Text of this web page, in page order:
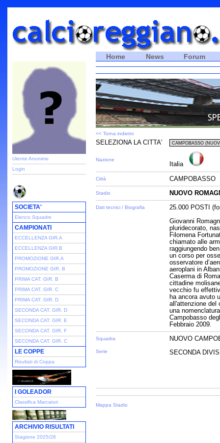
Utente Anonimo
Login
SOCIETA'
Elenco Squadre
CAMPIONATI
ECCELLENZA GIR.A
ECCELLENZA GIR.B
PROMOZIONE GIR.A
PROMOZIONE GIR. B
PRIMA CAT. GIR. B
PRIMA CAT. GIR. C
PRIMA CAT. GIR. D
SECONDA CAT. GIR. D
SECONDA CAT. GIR. E
SECONDA CAT. GIR. F
SECONDA CAT. GIR. C
LE COPPE
Risultati di Coppa
I GOLEADOR
Classifica Marcatori
ARCHIVIO RISULTATI
Stagione 2025/26
Home News Forum
<< Torna indietro
SELEZIONA LA CITTA'
Nazione
Italia
Città CAMPOBASSO
Stadio NUOVO
Dati tecnici / Biografia
25.000 POSTI
Giovanni
pluridecorato,
Filomena
chiamato alle
raggiungendo
un corso per
osservatore
aeroplani in
Caserma di
cittadine
vecchio fu
ha ancora avuto
all'attenzione del
una
Campobasso
Febbraio 2009.
Squadra
Serie
NUOVO
SECONDA
Mappa Stadio